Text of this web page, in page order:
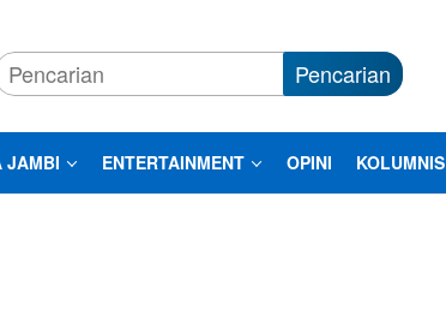
Pencarian
JAMBI ENTERTAINMENT OPINI KOLUMNIS